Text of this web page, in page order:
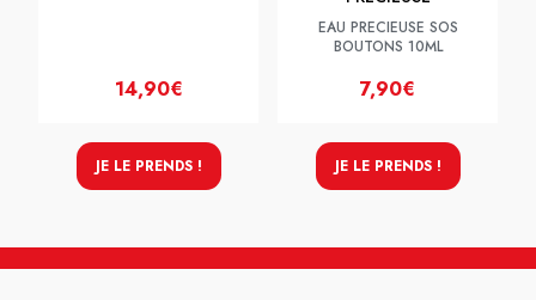
14,90€
JE LE PRENDS !
EAU PRECIEUSE SOS
BOUTONS 10ML
7,90€
JE LE PRENDS !